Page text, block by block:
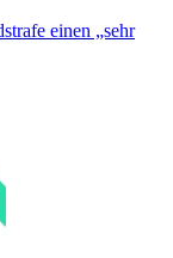
einen „sehr